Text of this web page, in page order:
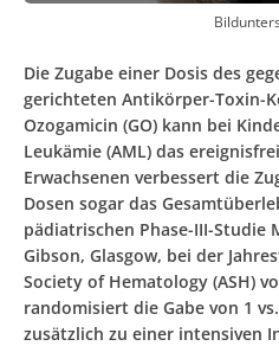
Die Zugabe einer Dosis des
gerichteten Antikörper-Toxin-
Ozogamicin (GO) kann bei
Leukämie (AML) das
Erwachsenen verbessert die
Dosen sogar das
pädiatrischen Phase-III-Studie
Gibson, Glasgow, bei der
Society of Hematology (ASH)
randomisiert die Gabe von 1
zusätzlich zu einer intensiven